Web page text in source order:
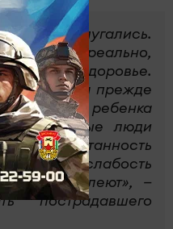
испугались.
реально,
жизнь и здоровье.
случае, я прежде
права ребенка
некоторые люди
воспитанность
за слабость
наглеют», —
пострадавшего